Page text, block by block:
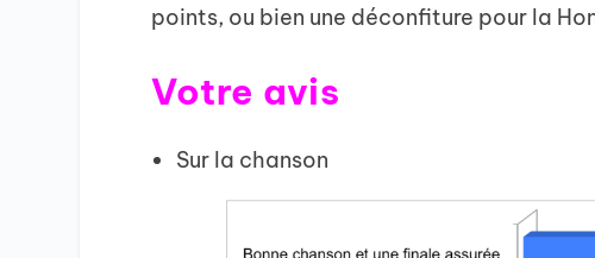
points, ou bien une déconfiture pour la
Votre avis
Sur la chanson